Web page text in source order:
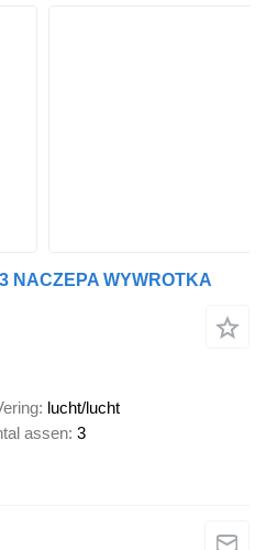
NACZEPA WYWROTKA
lucht/lucht
assen 3